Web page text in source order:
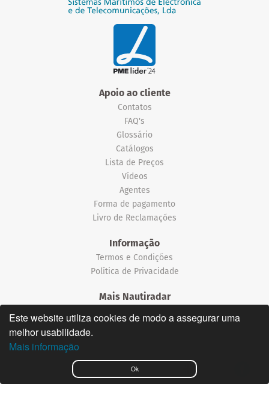
Ok
Este website utiliza cookies de modo a assegurar uma
melhor usabilidade.
Mais informação
Apoio ao cliente
Contatos
FAQ's
Glossário
Catálogos
Lista de Preços
Vídeos
Agentes
Forma de pagamento
Livro de Reclamações
Informação
Termos e Condições
Política de Privacidade
Mais Nautiradar
English